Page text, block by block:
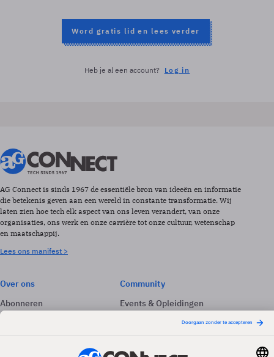
Word gratis lid en lees verder
Heb je al een account? Log in
AG Connect is sinds 1967 de essentiële bron van ideeën en informatie
die betekenis geven aan een wereld in constante transformatie. Wij
laten zien hoe tech elk aspect van ons leven verandert, van onze
organisaties, ons werk en onze carrière tot onze cultuur, wetenschap
en maatschappij.
Lees ons manifest >
Over ons
Abonneren
Adverteren
Community
Events & Opleidingen